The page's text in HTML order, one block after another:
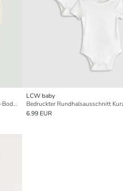
Bedruckter Baby Jungen Druckknopf-Body 3-teiliges Set
LCW baby
6.99 EUR